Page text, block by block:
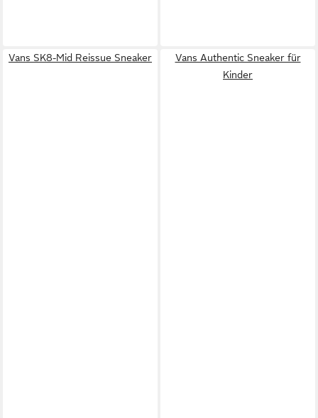
Vans SK8-Mid Reissue Sneaker
Vans Authentic Sneaker für
Kinder